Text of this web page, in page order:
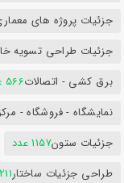
جزئیات پروژه های
جزئیات طراحی تسویه
برق کشی - اتصالات566 عدد
نمایشگاه - فروشگاه -
جزئیات ستون1157 عدد
طراحی جزئیات ساختار